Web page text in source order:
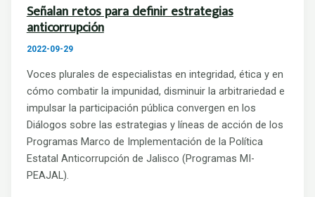
Señalan retos para definir estrategias
anticorrupción
2022-09-29
Voces plurales de especialistas en integridad, ética y en
cómo combatir la impunidad, disminuir la arbitrariedad e
impulsar la participación pública convergen en los
Diálogos sobre las estrategias y líneas de acción de los
Programas Marco de Implementación de la Política
Estatal Anticorrupción de Jalisco (Programas MI-
PEAJAL).